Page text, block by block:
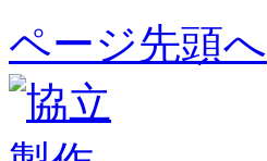
ページ先頭へ